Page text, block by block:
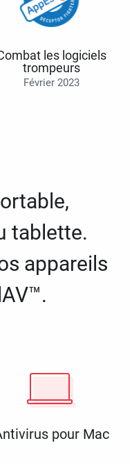
les logiciels
trompeurs
Février 2023
tablette.
appareils
pour Mac